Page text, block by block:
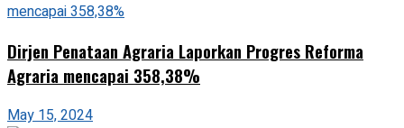
Dirjen Penataan Agraria Laporkan Progres Reforma
Agraria mencapai 358,38%
May 15, 2024